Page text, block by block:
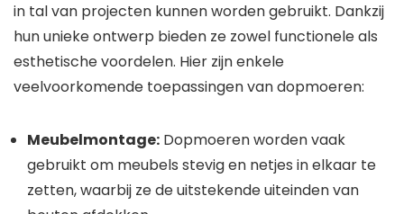
in tal van projecten kunnen worden gebruikt. Dankzij
hun unieke ontwerp bieden ze zowel functionele als
esthetische voordelen. Hier zijn enkele
veelvoorkomende toepassingen van dopmoeren:
Meubelmontage: Dopmoeren worden vaak
gebruikt om meubels stevig en netjes in elkaar te
zetten, waarbij ze de uitstekende uiteinden van